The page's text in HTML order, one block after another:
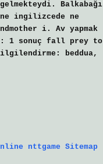
Balkabağı
ingilizcede ne
i. Av yapmak
: 1 sonuç fall prey to
beddua,
nttgame Sitemap